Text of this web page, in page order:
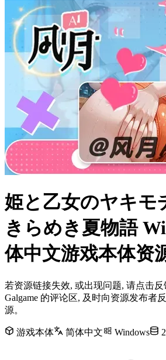
姫と乙女のヤキモ
きらめき夏物語
体中文游戏本体资
若资源链接失效, 或出现问题, 请点击
Galgame 的评论区, 及时向资源发布者
源。
游戏本体 简体中文 Windows